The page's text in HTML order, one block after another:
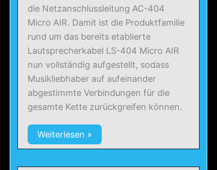
die Netzanschlussleitung AC-404
Micro AIR. Damit ist die Produktfamilie
rund um das bereits etablierte
Lautsprecherkabel LS-404 Micro AIR
nun vollständig aufgestellt, sodass
Musikliebhaber auf aufeinander
abgestimmte Verbindungen für die
gesamte Kette zurückgreifen können.
Weiterlesen »